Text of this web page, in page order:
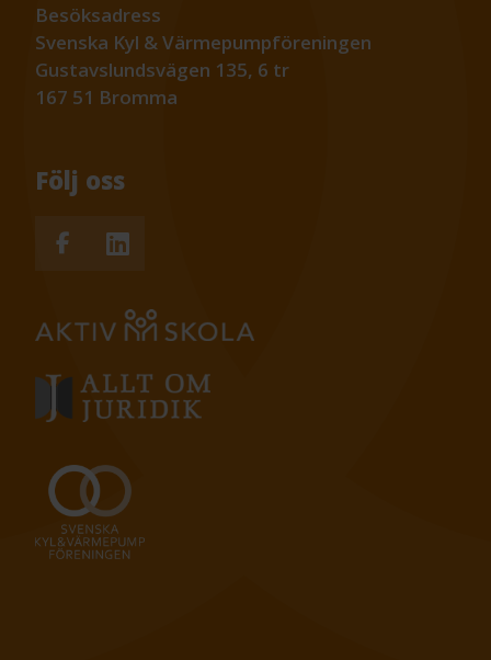
Besöksadress
Svenska Kyl & Värmepumpföreningen
Gustavslundsvägen 135, 6 tr
167 51 Bromma
Följ oss